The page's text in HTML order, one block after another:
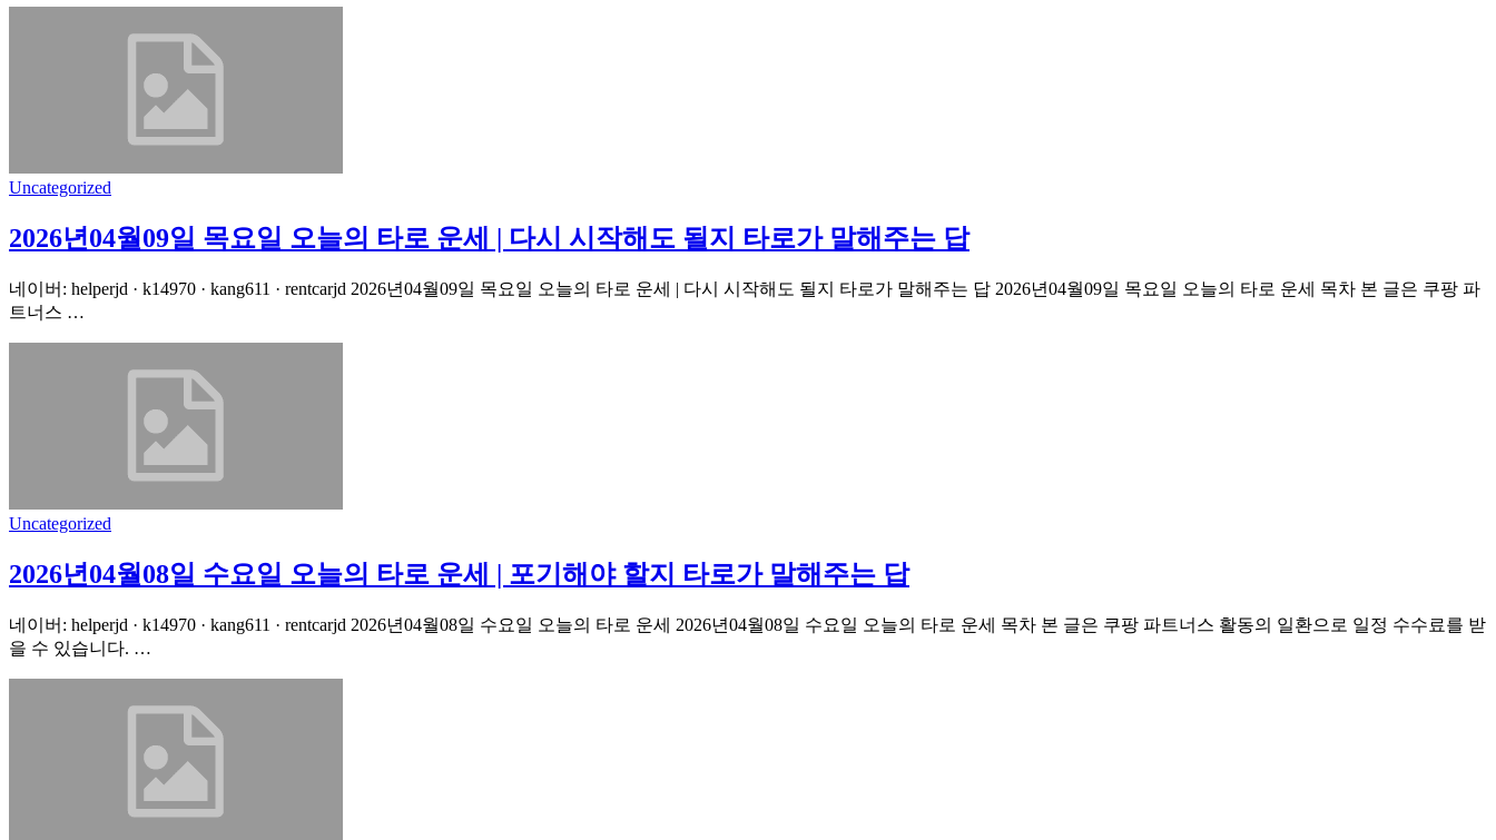
Uncategorized
2026년04월09일 목요일 오늘의 타로 운세 | 다시 시작해도 될지 타로가 말해주는 답
네이버: helperjd · k14970 · kang611 · rentcarjd 2026년04월09일 목요일 오늘의 타로 운세 | 다시 시작해도 될지 타로가 말해주는 답 2026년04월09일 목요일 오늘의 타로 운세 목차 본 글은 쿠팡 파
트너스 …
Uncategorized
2026년04월08일 수요일 오늘의 타로 운세 | 포기해야 할지 타로가 말해주는 답
네이버: helperjd · k14970 · kang611 · rentcarjd 2026년04월08일 수요일 오늘의 타로 운세 2026년04월08일 수요일 오늘의 타로 운세 목차 본 글은 쿠팡 파트너스 활동의 일환으로 일정 수수료를 받
을 수 있습니다. …